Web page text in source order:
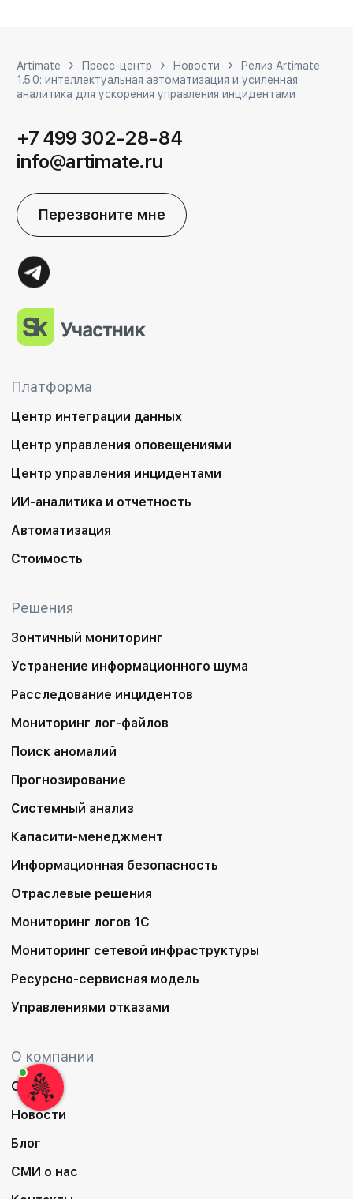
Artimate Пресс-центр Новости
Релиз Artimate
1.5.0: интеллектуальная автоматизация и усиленная
аналитика для ускорения управления инцидентами
+7 499 302-28-84
info@artimate.ru
Перезвоните мне
Платформа
Центр интеграции данных
Центр управления оповещениями
Центр управления инцидентами
ИИ-аналитика и отчетность
Автоматизация
Стоимость
Решения
Зонтичный мониторинг
Устранение информационного шума
Расследование инцидентов
Мониторинг лог-файлов
Поиск аномалий
Прогнозирование
Системный анализ
Капасити-менеджмент
Информационная безопасность
Отраслевые решения
Мониторинг логов 1С
Мониторинг сетевой инфраструктуры
Ресурсно-сервисная модель
Управлениями отказами
О компании
О нас
Новости
Блог
СМИ о нас